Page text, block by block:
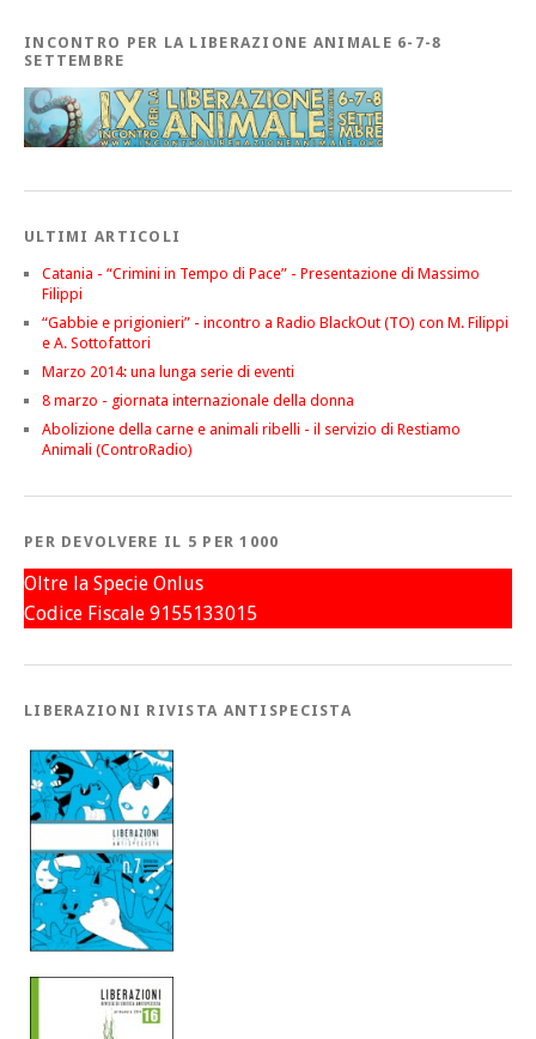
INCONTRO PER LA LIBERAZIONE ANIMALE 6-7-8
SETTEMBRE
ULTIMI ARTICOLI
Catania - “Crimini in Tempo di Pace” - Presentazione di Massimo
Filippi
“Gabbie e prigionieri” - incontro a Radio BlackOut (TO) con M. Filippi
e A. Sottofattori
Marzo 2014: una lunga serie di eventi
8 marzo - giornata internazionale della donna
Abolizione della carne e animali ribelli - il servizio di Restiamo
Animali (ControRadio)
PER DEVOLVERE IL 5 PER 1000
Oltre la Specie Onlus
Codice Fiscale 9155133015
LIBERAZIONI RIVISTA ANTISPECISTA